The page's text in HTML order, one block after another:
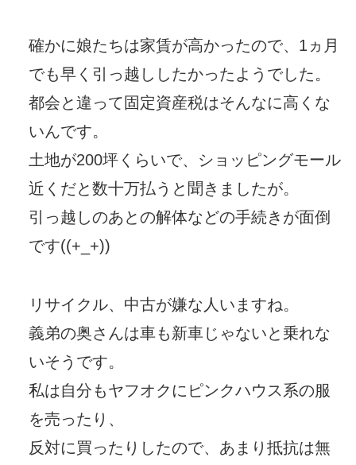
確かに娘たちは家賃が高かったので、1ヵ月
でも早く引っ越ししたかったようでした。
都会と違って固定資産税はそんなに高くな
いんです。
土地が200坪くらいで、ショッピングモール
近くだと数十万払うと聞きましたが。
引っ越しのあとの解体などの手続きが面倒
です((+_+))
リサイクル、中古が嫌な人いますね。
義弟の奥さんは車も新車じゃないと乗れな
いそうです。
私は自分もヤフオクにピンクハウス系の服
を売ったり、
反対に買ったりしたので、あまり抵抗は無